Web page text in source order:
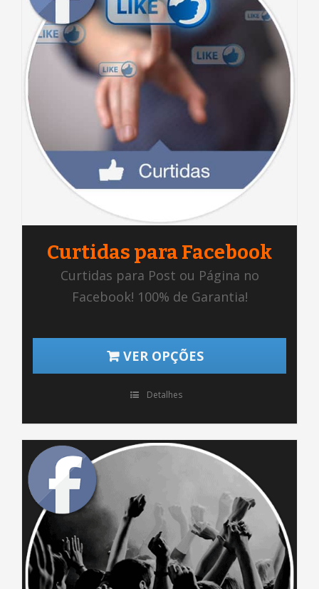
Curtidas para Facebook
Curtidas para Post ou Página no
Facebook! 100% de Garantia!
VER OPÇÕES
Detalhes